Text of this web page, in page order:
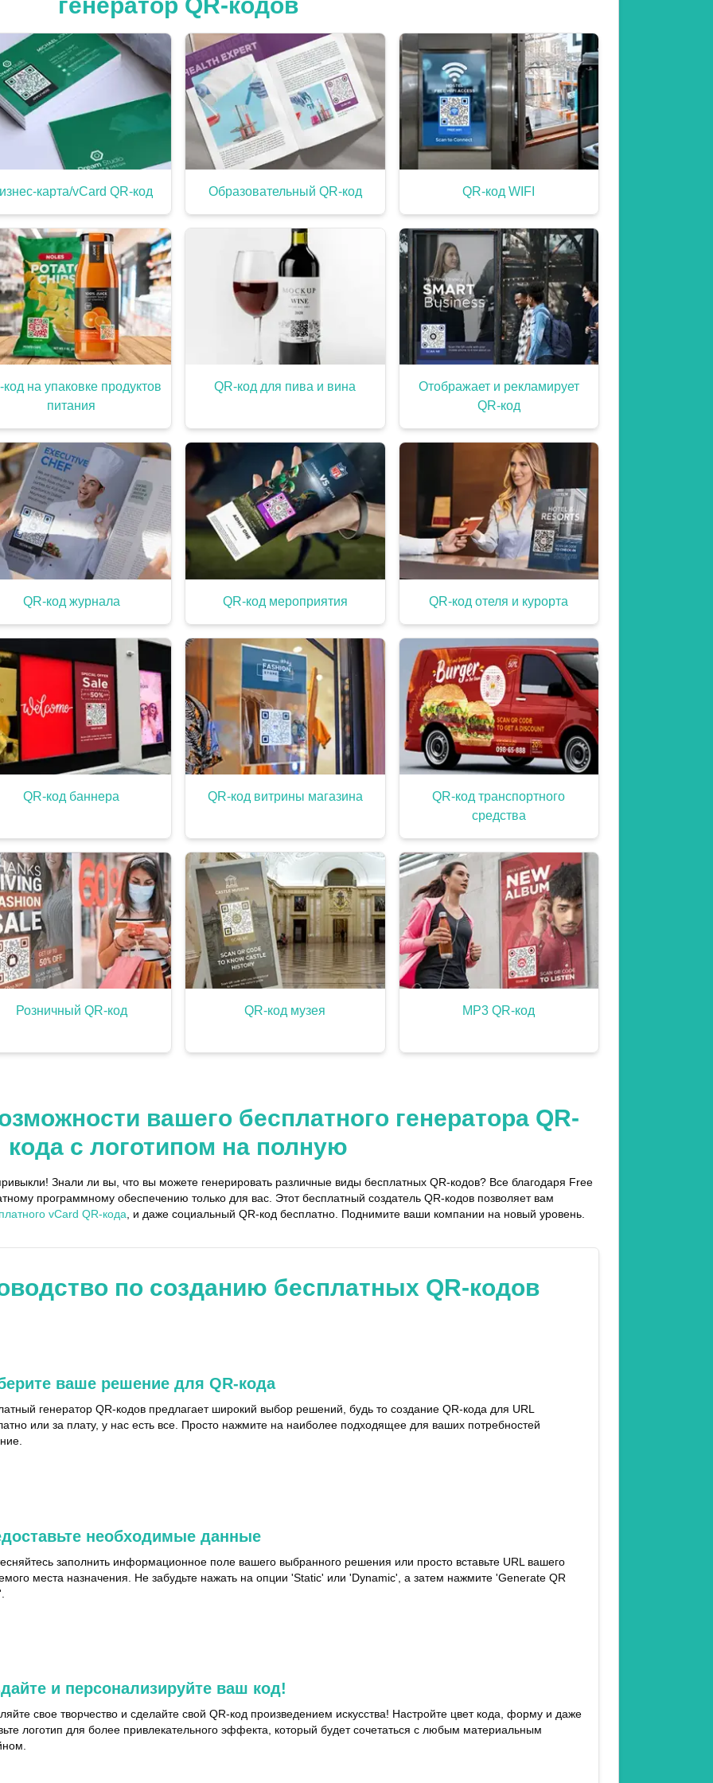
карта/vCard QR-код Образовательный QR-код QR-код WIFI
код на упаковке продуктов
питания
QR-код для пива и вина
Отображает и рекламирует
QR-код
QR-код журнала QR-код мероприятия QR-код отеля и курорта
QR-код баннера QR-код витрины магазина
QR-код транспортного
средства
Розничный QR-код QR-код музея MP3 QR-код
вашего бесплатного генератора QR-
кода с логотипом на полную
Знали ли вы, что вы можете генерировать различные виды бесплатных QR-кодов? Все благодаря Free
программному обеспечению только для вас. Этот бесплатный создатель QR-кодов позволяет вам
vCard QR-кода , и даже социальный QR-код бесплатно. Поднимите ваши компании на новый уровень.
по созданию бесплатных QR-кодов
ваше решение для QR-кода
генератор QR-кодов предлагает широкий выбор решений, будь то создание QR-кода для URL
или за плату, у нас есть все. Просто нажмите на наиболее подходящее для ваших потребностей
необходимые данные
заполнить информационное поле вашего выбранного решения или просто вставьте URL вашего
места назначения. Не забудьте нажать на опции 'Static' или 'Dynamic', а затем нажмите 'Generate QR
и персонализируйте ваш код!
свое творчество и сделайте свой QR-код произведением искусства! Настройте цвет кода, форму и даже
логотип для более привлекательного эффекта, который будет сочетаться с любым материальным